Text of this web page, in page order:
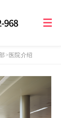
>医院介绍